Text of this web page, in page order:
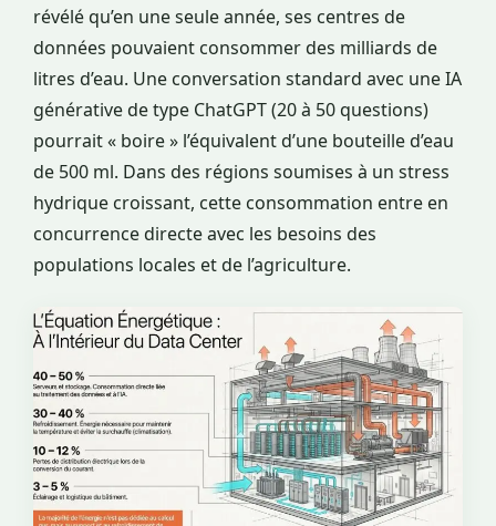
révélé qu’en une seule année, ses centres de
données pouvaient consommer des milliards de
litres d’eau. Une conversation standard avec une IA
générative de type ChatGPT (20 à 50 questions)
pourrait « boire » l’équivalent d’une bouteille d’eau
de 500 ml. Dans des régions soumises à un stress
hydrique croissant, cette consommation entre en
concurrence directe avec les besoins des
populations locales et de l’agriculture.